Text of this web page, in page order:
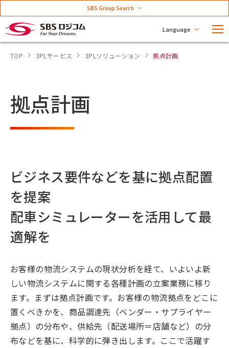
Language
SBS Group Search
TOP 3PLサービス 3PLソリューション 拠点計画
拠点計画
ビジネス要件などを基に拠点配置
を提案
配車シミュレーターを活用して最
適解を
お客様の物流システムの現状分析を経て、いよいよ新
しい物流システムに関する各種計画の立案業務に移り
ます。まずは拠点計画です。お客様の物流拠点をどこに
置くべきかを、商品調達先（ベンダー・サプライヤー
拠点）の分布や、供給先（配送場所＝店舗など）の分
布などを基に、科学的に弾き出します。ここで活躍す